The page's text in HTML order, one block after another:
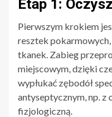
Etap 1:
Pierwszym krokiem
resztek
tkanek. Zabieg
miejscowym, dzięki
wypłukać zębodół
antyseptycznym, np. z
fizjologiczną.